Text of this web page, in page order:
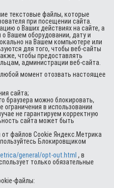
текстовые файлы, которые
при посещении сайта.
о Ваших действиях на сайте, а
Вашем оборудовании, дату и
на Вашем компьютере или
для того, чтобы веб-сайты
чтобы предоставлять
администрации веб-сайта.
момент отозвать настоящее
сайта;
браузера можно блокировать,
в использовании
не гарантируем корректную
сайта может быть
от файлов Cookie Яндекс.Метрика
Блокировщиком
general/opt-out.html , в
только обязательные
файлы: